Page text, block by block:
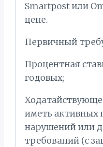
Smartpost или
цене.
Первичный
Процентная
годовых;
иметь активных
нарушений или
требований (с